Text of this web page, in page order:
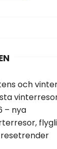
och
– nya